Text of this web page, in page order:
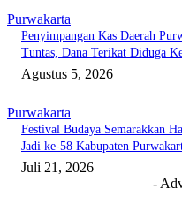
Purwakarta
Penyimpangan Kas Daerah
Tuntas, Dana Terikat Diduga
Agustus 5, 2026
Purwakarta
Festival Budaya Semarakkan
Jadi ke-58 Kabupaten
Juli 21, 2026
-